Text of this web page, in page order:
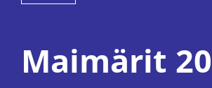
Maimärit